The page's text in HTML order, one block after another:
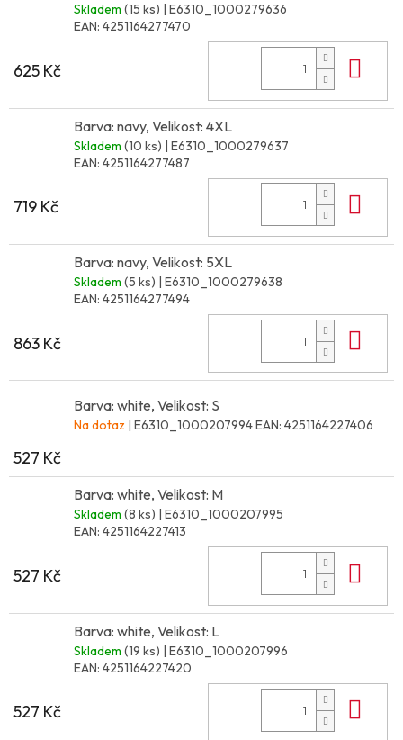
Skladem (15 ks) | E6310_1000279636
EAN: 4251164277470
625 Kč
Barva: navy, Velikost: 4XL
Skladem (10 ks) | E6310_1000279637
EAN: 4251164277487
719 Kč
Barva: navy, Velikost: 5XL
Skladem (5 ks) | E6310_1000279638
EAN: 4251164277494
863 Kč
Barva: white, Velikost: S
Na dotaz | E6310_1000207994EAN: 4251164227406
527 Kč
Barva: white, Velikost: M
Skladem (8 ks) | E6310_1000207995
EAN: 4251164227413
527 Kč
Barva: white, Velikost: L
Skladem (19 ks) | E6310_1000207996
EAN: 4251164227420
527 Kč